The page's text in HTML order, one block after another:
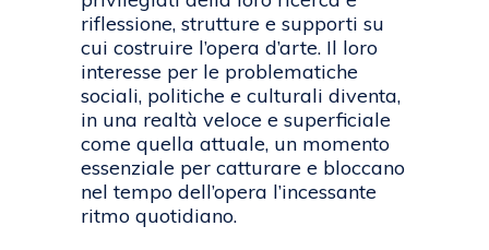
riflessione, strutture e supporti su
cui costruire l’opera d’arte. Il loro
interesse per le problematiche
sociali, politiche e culturali diventa,
in una realtà veloce e superficiale
come quella attuale, un momento
essenziale per catturare e bloccano
nel tempo dell’opera l’incessante
ritmo quotidiano.